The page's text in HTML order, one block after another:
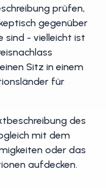
prüfen,
gegenüber
sind - vielleicht ist
Sitz in einem
für
des
mit dem
oder das
aufdecken.